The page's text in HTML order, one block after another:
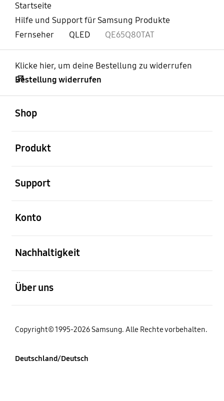
Startseite
Hilfe und Support für Samsung Produkte
Fernseher
QLED QE65Q80TAT
Klicke hier, um deine Bestellung zu widerrufen
Bestellung widerrufen
Shop
Produkt
Support
Konto
Nachhaltigkeit
Über uns
Copyright© 1995-2026 Samsung. Alle Rechte vorbehalten.
Deutschland/Deutsch